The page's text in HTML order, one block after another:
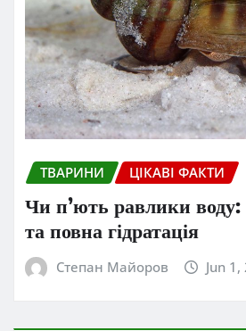
ТВАРИНИ ЦІКАВІ ФАКТИ
Чи п’ють равлики
та повна гідратація
Степан Майоров Jun